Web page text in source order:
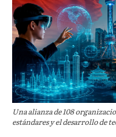
Una alianza de 108
estándares y el desarrollo de